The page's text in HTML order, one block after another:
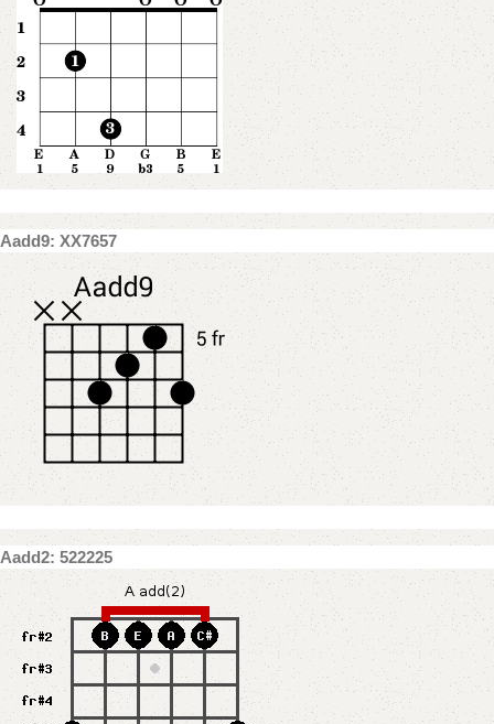
Aadd9: XX7657
Aadd2: 522225